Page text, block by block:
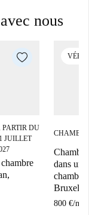
nous
PARTIR DU
JUILLET
CHAMBRE
dans un
Bruxelles
800 €/